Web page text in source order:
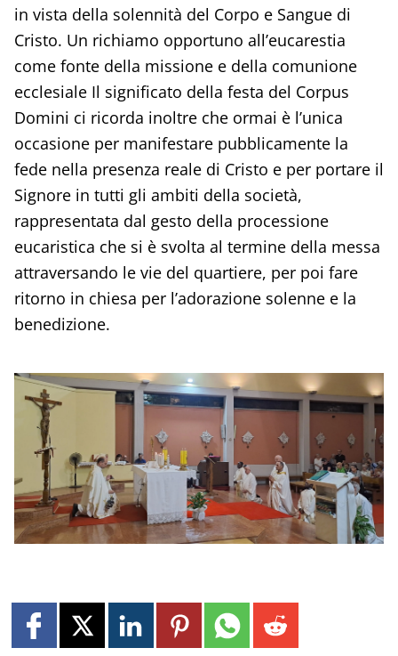
in vista della solennità del Corpo e Sangue di
Cristo. Un richiamo opportuno all’eucarestia
come fonte della missione e della comunione
ecclesiale Il significato della festa del Corpus
Domini ci ricorda inoltre che ormai è l’unica
occasione per manifestare pubblicamente la
fede nella presenza reale di Cristo e per portare il
Signore in tutti gli ambiti della società,
rappresentata dal gesto della processione
eucaristica che si è svolta al termine della messa
attraversando le vie del quartiere, per poi fare
ritorno in chiesa per l’adorazione solenne e la
benedizione.